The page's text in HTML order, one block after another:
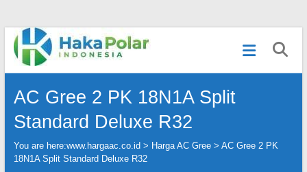
Skip
content
Telp
:
(021)
|
WA
:
081919232328
|
AC Gree 2 PK 18N1A Split
Standard Deluxe R32
You are here:www.hargaac.co.id > Harga AC Gree> AC Gree 2 PK
18N1A Split Standard Deluxe R32